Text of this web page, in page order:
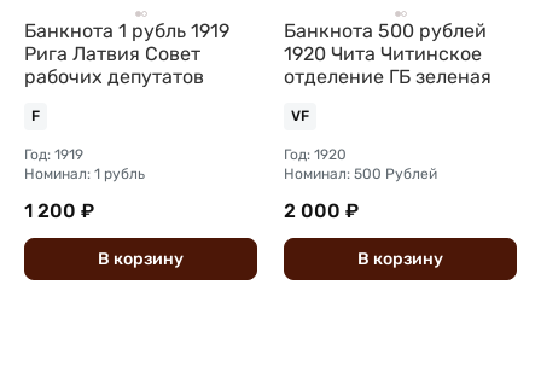
Банкнота 1 рубль 1919
Рига Латвия Совет
рабочих депутатов
F
Год: 1919
Номинал: 1 рубль
1 200 ₽
В корзину
Банкнота 500 рублей
1920 Чита Читинское
отделение ГБ зеленая
VF
Год: 1920
Номинал: 500 Рублей
2 000 ₽
В корзину